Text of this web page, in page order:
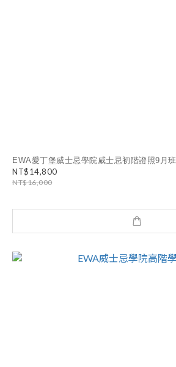
EWA愛丁堡威士忌學院威士忌初階證照9月班
NT$14,800
NT$16,000